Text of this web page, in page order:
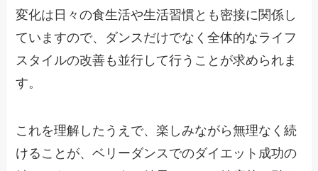
変化は日々の食生活や生活習慣とも密接に関係し
ていますので、ダンスだけでなく全体的なライフ
スタイルの改善も並行して行うことが求められま
す。
これを理解したうえで、楽しみながら無理なく続
けることが、ベリーダンスでのダイエット成功の